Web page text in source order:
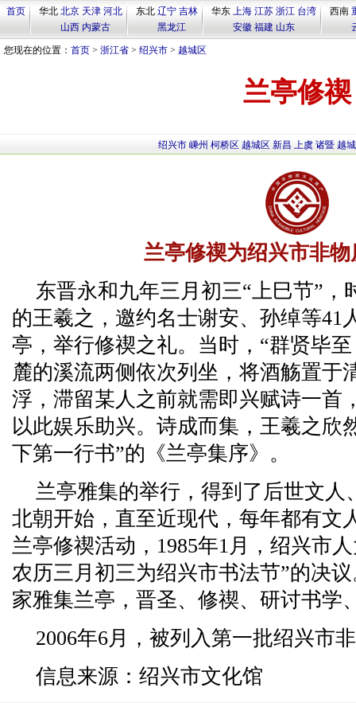
首页 华北 北京 天津 河北
山西 内蒙古
东北 辽宁 吉林
黑龙江
华东 上海 江苏 浙江 台湾
安徽 福建 山东
西南
您现在的位置： 首页 > 浙江省 > 绍兴市 > 越城区
兰亭修禊
绍兴市 嵊州 柯桥区 越城区 新昌 上虞 诸暨 越
兰亭修禊为绍兴市非
东晋永和九年三月初三“上巳节”，
的王羲之，邀约名士谢安、孙绰等41
亭，举行修禊之礼。当时，“群贤毕
麓的溪流两侧依次列坐，将酒觞置于
浮，滞留某人之前就需即兴赋诗一首
以此娱乐助兴。诗成而集，王羲之欣
下第一行书”的《兰亭集序》。
兰亭雅集的举行，得到了后世文人
北朝开始，直至近现代，每年都有文
兰亭修禊活动，1985年1月，绍兴市
农历三月初三为绍兴市书法节”的决
家雅集兰亭，晋圣、修禊、研讨书学
2006年6月，被列入第一批绍兴市
信息来源：绍兴市文化馆